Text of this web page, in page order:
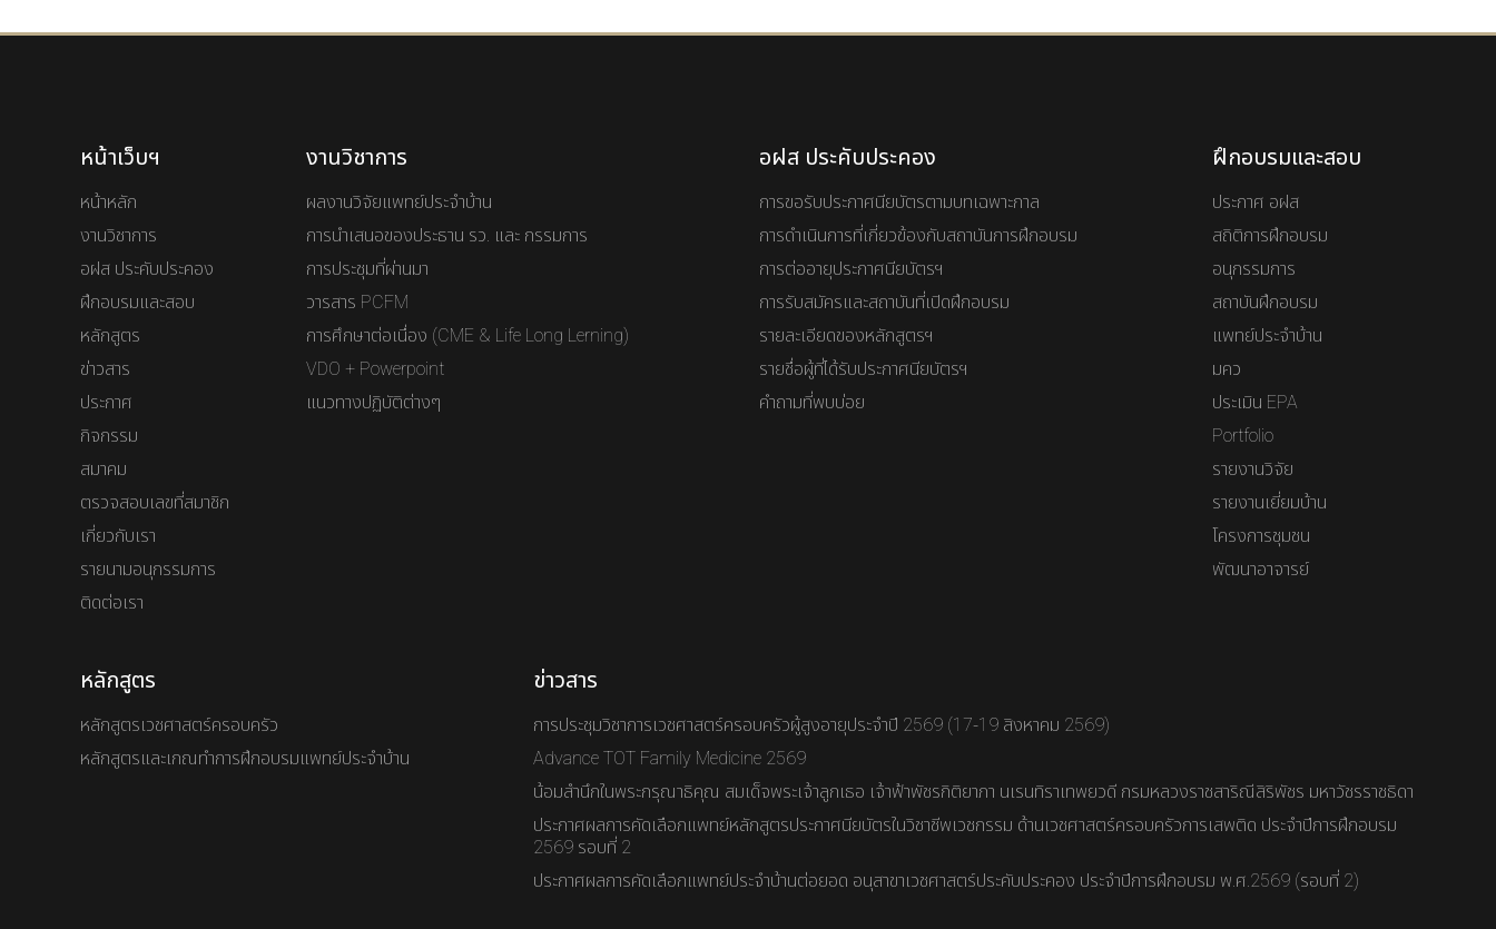
หน้าเว็บฯ
หน้าหลัก
งานวิชาการ
อฝส ประคับประคอง
ฝึกอบรมและสอบ
หลักสูตร
ข่าวสาร
ประกาศ
กิจกรรม
สมาคม
ตรวจสอบเลขที่สมาชิก
เกี่ยวกับเรา
รายนามอนุกรรมการ
ติดต่อเรา
งานวิชาการ
ผลงานวิจัยแพทย์ประจำบ้าน
การนำเสนอของประธาน รว. และ กรรมการ
การประชุมที่ผ่านมา
วารสาร PCFM
การศึกษาต่อเนื่อง (CME & Life Long Lerning)
VDO + Powerpoint
แนวทางปฏิบัติต่างๆ
อฝส ประคับประคอง
การขอรับประกาศนียบัตรตามบทเฉพาะกาล
การดำเนินการที่เกี่ยวข้องกับสถาบันการฝึกอบรม
การต่ออายุประกาศนียบัตรฯ
การรับสมัครและสถาบันที่เปิดฝึกอบรม
รายละเอียดของหลักสูตรฯ
รายชื่อผู้ที่ได้รับประกาศนียบัตรฯ
คำถามที่พบบ่อย
ฝึกอบรมและสอบ
ประกาศ อฝส
สถิติการฝึกอบรม
อนุกรรมการ
สถาบันฝึกอบรม
แพทย์ประจำบ้าน
มคว
ประเมิน EPA
Portfolio
รายงานวิจัย
รายงานเยี่ยมบ้าน
โครงการชุมชน
พัฒนาอาจารย์
หลักสูตร
หลักสูตรเวชศาสตร์ครอบครัว
หลักสูตรและเกณทำการฝึกอบรมแพทย์ประจำบ้าน
ข่าวสาร
การประชุมวิชาการเวชศาสตร์ครอบครัวผู้สูงอายุประจำปี 2569 (17-19 สิงหาคม 2569)
Advance TOT Family Medicine 2569
น้อมสำนึกในพระกรุณาธิคุณ สมเด็จพระเจ้าลูกเธอ เจ้าฟ้าพัชรกิติยาภา นเรนทิราเทพยวดี กรมหลวงราชสาริณีสิริพัชร มหาวัชรราชธิดา
ประกาศผลการคัดเลือกแพทย์หลักสูตรประกาศนียบัตรในวิชาชีพเวชกรรม ด้านเวชศาสตร์ครอบครัวการเสพติด ประจำปีการฝึกอบรม
2569 รอบที่ 2
ประกาศผลการคัดเลือกแพทย์ประจำบ้านต่อยอด อนุสาขาเวชศาสตร์ประคับประคอง ประจำปีการฝึกอบรม พ.ศ.2569 (รอบที่ 2)